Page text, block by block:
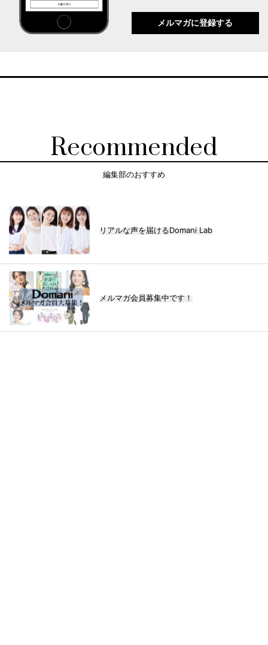
メルマガに登録する
Recommended
編集部のおすすめ
リアルな声を届けるDomani Lab
メルマガ会員募集中です！